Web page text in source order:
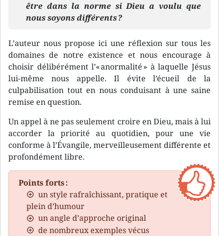
être dans la norme si Dieu a voulu que
nous soyons différents ?
L’auteur nous propose ici une réflexion sur tous les
domaines de notre existence et nous encourage à
choisir délibérément l’« anormalité » à laquelle Jésus
lui-même nous appelle. Il évite l’écueil de la
culpabilisation tout en nous conduisant à une saine
remise en question.
Un appel à ne pas seulement croire en Dieu, mais à lui
accorder la priorité au quotidien, pour une vie
conforme à l’Évangile, merveilleusement différente et
profondément libre.
Points forts :
un style rafraîchissant, pratique et
plein d’humour
un angle d’approche original
de nombreux exemples vécus